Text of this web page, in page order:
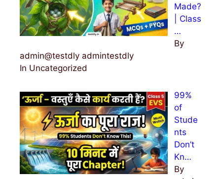
Made?
| Class
…
By
admin@testdly admintestdly
In Uncategorized
99%
of
Stude
nts
Don’t
Kn…
By